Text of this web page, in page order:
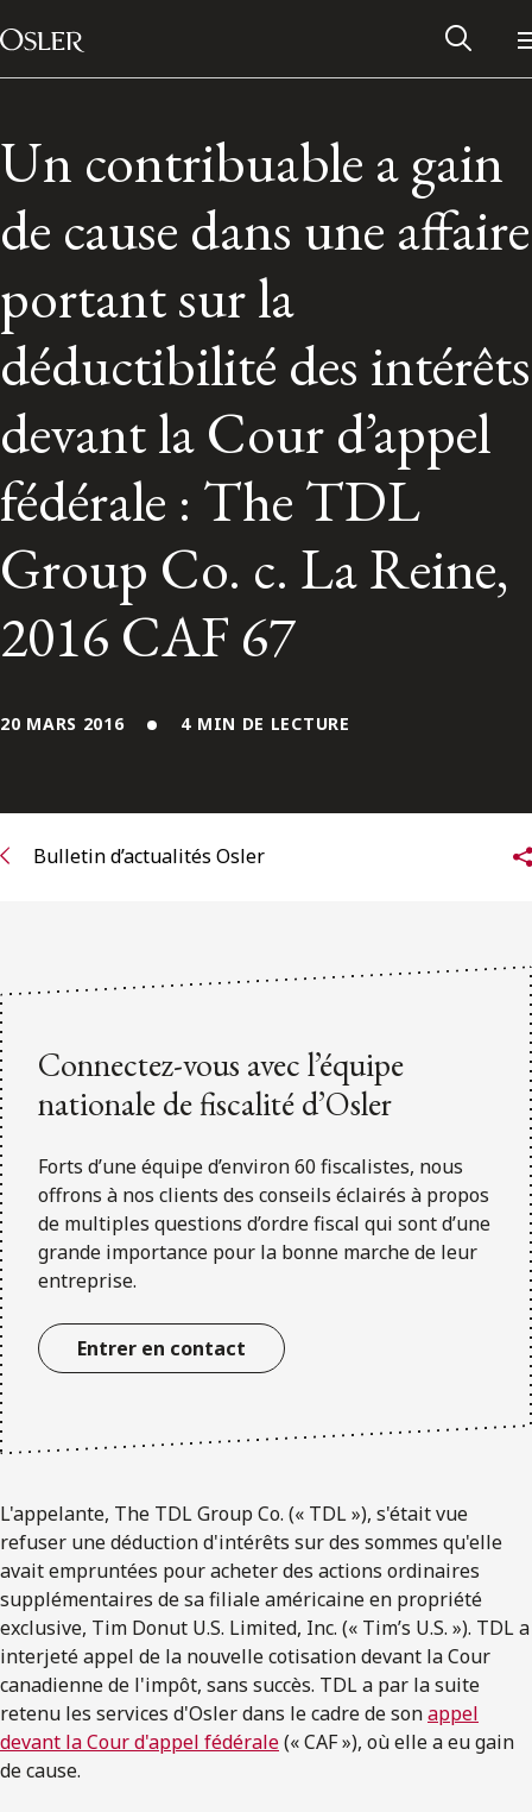
Passer au contenu
Main Navigation
Réseau des anciens d’Osler
Contactez-nous
S’abonner aux articles Osler
Un contribuable a gain
de cause dans une affaire
portant sur la
déductibilité des intérêts
devant la Cour d’appel
fédérale : The TDL
Group Co. c. La Reine,
2016 CAF 67
20 MARS 2016 4 MIN DE LECTURE
Bulletin d’actualités Osler
Connectez-vous avec l’équipe
nationale de fiscalité d’Osler
Forts d’une équipe d’environ 60 fiscalistes, nous
offrons à nos clients des conseils éclairés à propos
de multiples questions d’ordre fiscal qui sont d’une
grande importance pour la bonne marche de leur
entreprise.
Entrer en contact
L'appelante, The TDL Group Co. (« TDL »), s'était vue
refuser une déduction d'intérêts sur des sommes qu'elle
avait empruntées pour acheter des actions ordinaires
supplémentaires de sa filiale américaine en propriété
exclusive, Tim Donut U.S. Limited, Inc. (« Tim’s U.S. »). TDL a
interjeté appel de la nouvelle cotisation devant la Cour
canadienne de l'impôt, sans succès. TDL a par la suite
retenu les services d'Osler dans le cadre de sonappel
devant la Cour d'appel fédérale(« CAF »), où elle a eu gain
de cause.